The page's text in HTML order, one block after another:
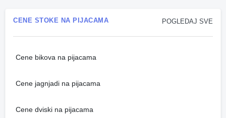
POGLEDAJ SVE
CENE STOKE NA PIJACAMA
Cene bikova na pijacama
Cene jagnjadi na pijacama
Cene dviski na pijacama